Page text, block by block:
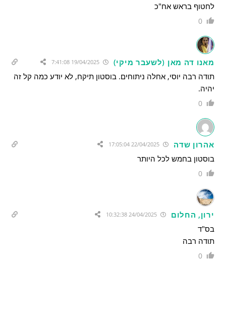
לחטוף בראש אח"כ
0
מאנו דה מאן (לשעבר מיקי) 19/04/2025 7:41:08
תודה רבה יוסי, אחלה ניתוחים. בוסטון תיקח, לא יודע כמה קל זה
יהיה.
0
אהרון שדה
בוסטון בחמש לכל היותר
0
ירון, החלום 24/04/2025 10:32:38
בס"ד
תודה רבה
0